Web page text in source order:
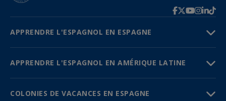
APPRENDRE L'ESPAGNOL EN ESPAGNE
APPRENDRE L'ESPAGNOL EN AMÉRIQUE LATINE
COLONIES DE VACANCES EN ESPAGNE